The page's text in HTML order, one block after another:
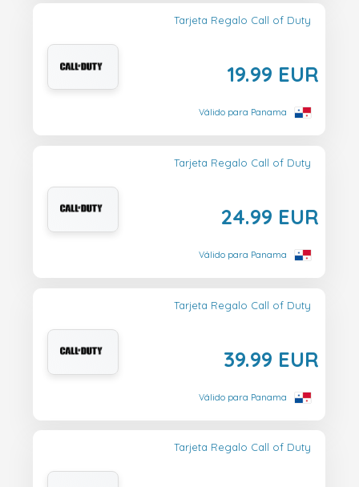
Tarjeta Regalo Call of Duty
19.99 EUR
Válido para Panama
Tarjeta Regalo Call of Duty
24.99 EUR
Válido para Panama
Tarjeta Regalo Call of Duty
39.99 EUR
Válido para Panama
Tarjeta Regalo Call of Duty